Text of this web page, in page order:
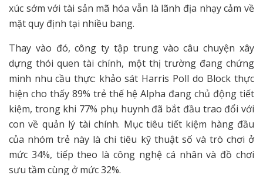
xúc sớm với tài sản mã hóa vẫn là lãnh địa nhạy cảm về
mặt quy định tại nhiều bang.
Thay vào đó, công ty tập trung vào câu chuyện xây
dựng thói quen tài chính, một thị trường đang chứng
minh nhu cầu thực: khảo sát Harris Poll do Block thực
hiện cho thấy 89% trẻ thế hệ Alpha đang chủ động tiết
kiệm, trong khi 77% phụ huynh đã bắt đầu trao đổi với
con về quản lý tài chính. Mục tiêu tiết kiệm hàng đầu
của nhóm trẻ này là chi tiêu kỹ thuật số và trò chơi ở
mức 34%, tiếp theo là công nghệ cá nhân và đồ chơi
sưu tầm cùng ở mức 32%.